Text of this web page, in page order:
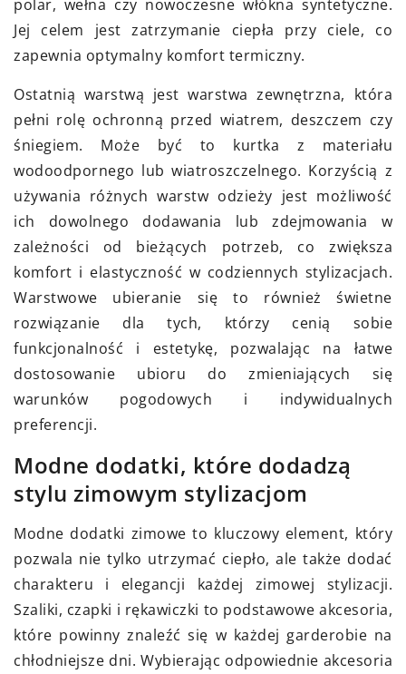
polar, wełna czy nowoczesne włókna syntetyczne.
Jej celem jest zatrzymanie ciepła przy ciele, co
zapewnia optymalny komfort termiczny.
Ostatnią warstwą jest warstwa zewnętrzna, która
pełni rolę ochronną przed wiatrem, deszczem czy
śniegiem. Może być to kurtka z materiału
wodoodpornego lub wiatroszczelnego. Korzyścią z
używania różnych warstw odzieży jest możliwość
ich dowolnego dodawania lub zdejmowania w
zależności od bieżących potrzeb, co zwiększa
komfort i elastyczność w codziennych stylizacjach.
Warstwowe ubieranie się to również świetne
rozwiązanie dla tych, którzy cenią sobie
funkcjonalność i estetykę, pozwalając na łatwe
dostosowanie ubioru do zmieniających się
warunków pogodowych i indywidualnych
preferencji.
Modne dodatki, które dodadzą
stylu zimowym stylizacjom
Modne dodatki zimowe to kluczowy element, który
pozwala nie tylko utrzymać ciepło, ale także dodać
charakteru i elegancji każdej zimowej stylizacji.
Szaliki, czapki i rękawiczki to podstawowe akcesoria,
które powinny znaleźć się w każdej garderobie na
chłodniejsze dni. Wybierając odpowiednie akcesoria